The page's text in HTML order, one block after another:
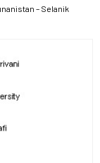
– Selanik